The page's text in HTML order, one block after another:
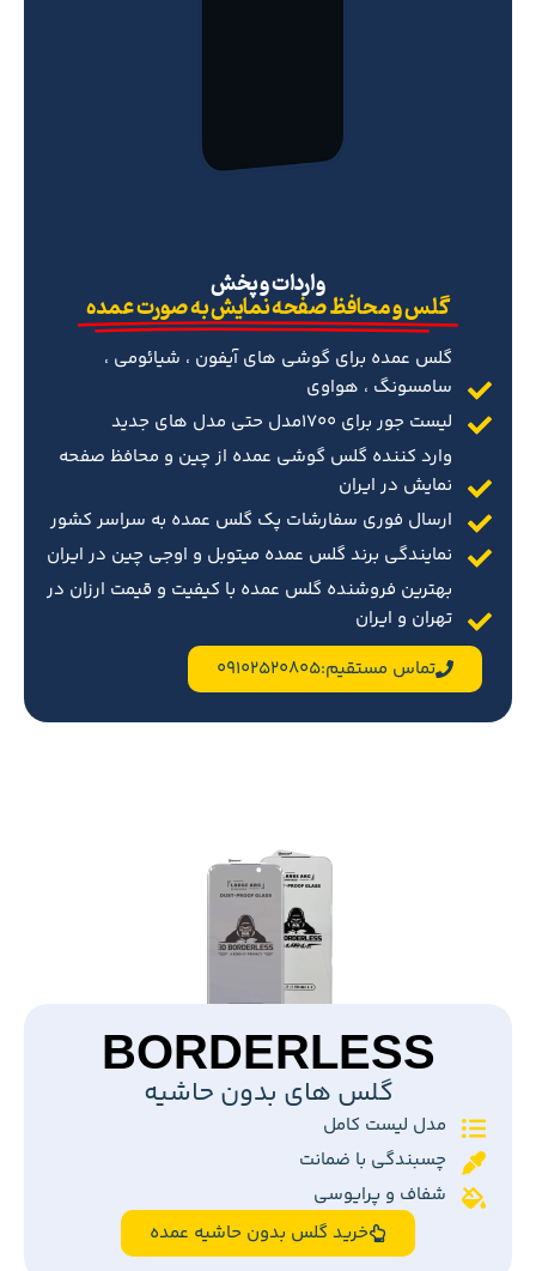
‌واردات و پخش
گلس و محافظ صفحه نمایش به صورت عمده
گلس عمده برای گوشی های آیفون ، شیائومی ،
سامسونگ ، هواوی
لیست جور برای 1700مدل حتی مدل های جدید
وارد کننده گلس گوشی عمده از چین و محافظ صفحه
نمایش در ایران
ارسال فوری سفارشات پک گلس عمده به سراسر کشور
نمایندگی برند گلس عمده میتوبل و اوجی چین در ایران
بهترین فروشنده گلس عمده با کیفیت و قیمت ارزان در
تهران و ایران
تماس مستقیم:09102520805
BORDERLESS
گلس های بدون حاشیه
مدل لیست کامل
چسبندگی با ضمانت
شفاف و پرایوسی
خرید گلس بدون حاشیه عمده